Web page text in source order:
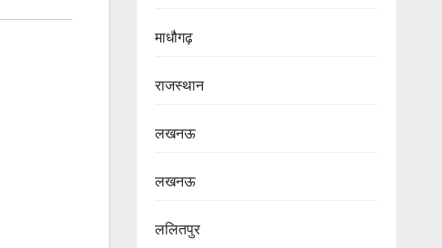
माधौगढ़
राजस्थान
लखनऊ
लखनऊ
ललितपुर